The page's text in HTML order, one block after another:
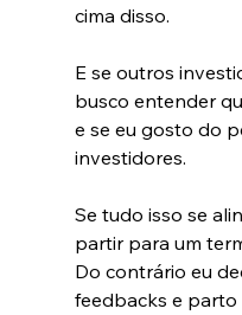
cima disso.
E se outros
busco entender
e se eu gosto do
investidores.
Se tudo isso se
partir para um
Do contrário eu
feedbacks e parto